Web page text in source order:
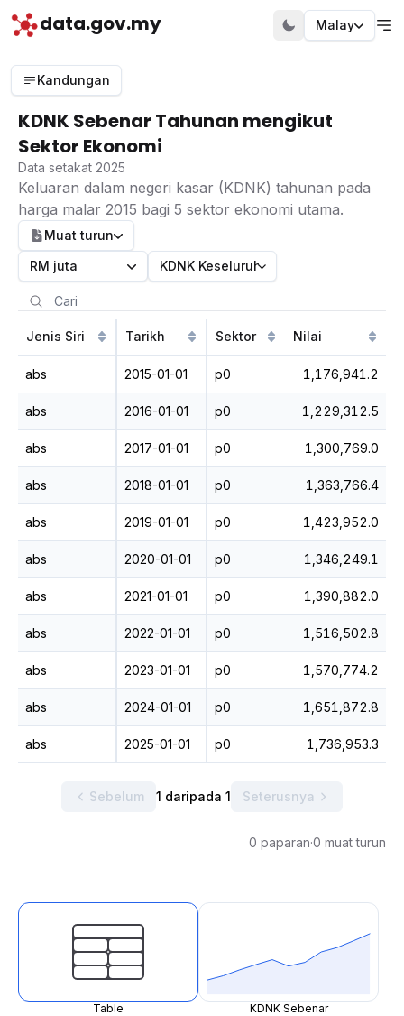
data.gov.my Malay
Kandungan
KDNK Sebenar Tahunan mengikut
Sektor Ekonomi
Data setakat 2025
Keluaran dalam negeri kasar (KDNK) tahunan pada
harga malar 2015 bagi 5 sektor ekonomi utama.
Muat turun
RM juta
KDNK Keseluruhan
Jenis Siri Tarikh Sektor Nilai
abs 2015-01-01 p0 1,176,941.2
abs 2016-01-01 p0 1,229,312.5
abs 2017-01-01 p0 1,300,769.0
abs 2018-01-01 p0 1,363,766.4
abs 2019-01-01 p0 1,423,952.0
abs 2020-01-01 p0 1,346,249.1
abs 2021-01-01 p0 1,390,882.0
abs 2022-01-01 p0 1,516,502.8
abs 2023-01-01 p0 1,570,774.2
abs 2024-01-01 p0 1,651,872.8
abs 2025-01-01 p0 1,736,953.3
Sebelum 1 daripada 1 Seterusnya
0 paparan·0 muat turun
Table KDNK Sebenar